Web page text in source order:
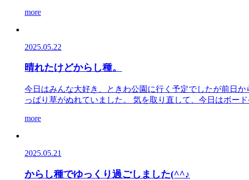
more
2025.05.22
晴れたけどからし種。
今日はみんな大好き、ときわ公園に行く予定でしたが前日
っぱり草がぬれていました。 気を取り直して、今日はボー
more
2025.05.21
からし種でゆっくり過ごしました(^^♪